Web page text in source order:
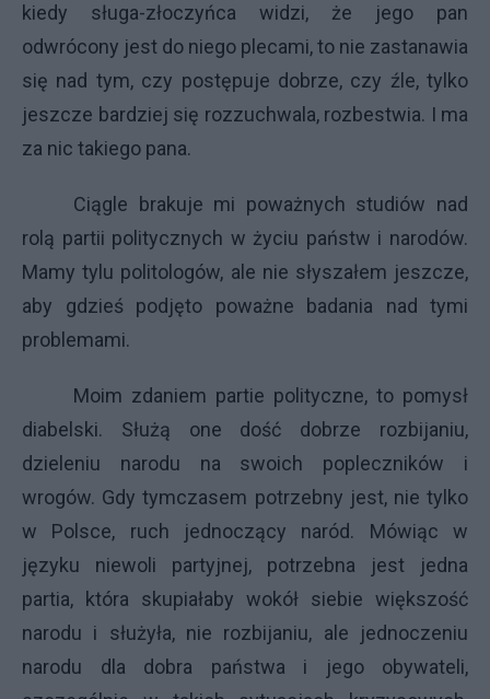
kiedy sługa-złoczyńca widzi, że jego pan
odwrócony jest do niego plecami, to nie zastanawia
się nad tym, czy postępuje dobrze, czy źle, tylko
jeszcze bardziej się rozzuchwala, rozbestwia. I ma
za nic takiego pana.
Ciągle brakuje mi poważnych studiów nad
rolą partii politycznych w życiu państw i narodów.
Mamy tylu politologów, ale nie słyszałem jeszcze,
aby gdzieś podjęto poważne badania nad tymi
problemami.
Moim zdaniem partie polityczne, to pomysł
diabelski. Służą one dość dobrze rozbijaniu,
dzieleniu narodu na swoich popleczników i
wrogów. Gdy tymczasem potrzebny jest, nie tylko
w Polsce, ruch jednoczący naród. Mówiąc w
języku niewoli partyjnej, potrzebna jest jedna
partia, która skupiałaby wokół siebie większość
narodu i służyła, nie rozbijaniu, ale jednoczeniu
narodu dla dobra państwa i jego obywateli,